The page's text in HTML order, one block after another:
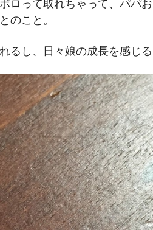
ロって取れちゃって、パパ
のこと。
るし、日々娘の成長を感じる